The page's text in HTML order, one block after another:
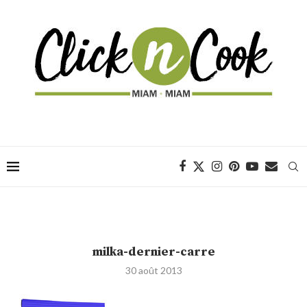
milka-dernier-carre
30 août 2013